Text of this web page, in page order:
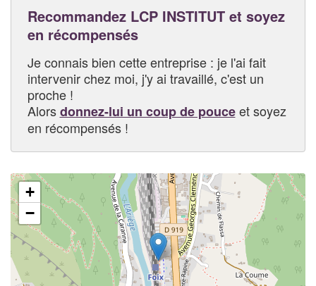
Recommandez LCP INSTITUT et soyez
en récompensés
Je connais bien cette entreprise : je l'ai fait
intervenir chez moi, j'y ai travaillé, c'est un
proche !
Alorsdonnez-lui un coup de pouceet soyez
en récompensés !
+
−